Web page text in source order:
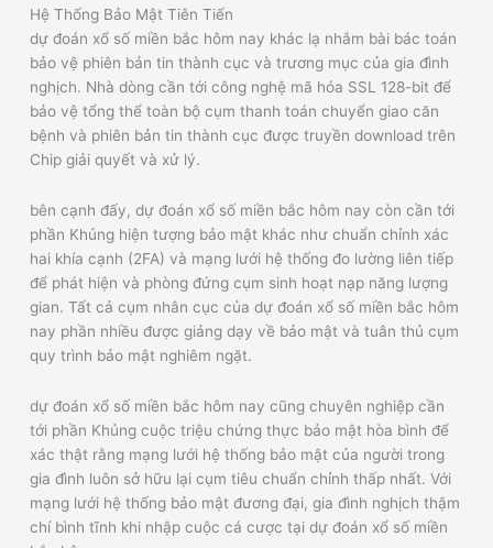
Hệ Thống Bảo Mật Tiên Tiến
dự đoán xổ số miền bắc hôm nay khác lạ nhắm bài bác toán
bảo vệ phiên bản tin thành cục và trương mục của gia đình
nghịch. Nhà dòng cần tới công nghệ mã hóa SSL 128-bit để
bảo vệ tổng thể toàn bộ cụm thanh toán chuyển giao căn
bệnh và phiên bản tin thành cục được truyền download trên
Chip giải quyết và xử lý.
bên cạnh đấy, dự đoán xổ số miền bắc hôm nay còn cần tới
phần Khủng hiện tượng bảo mật khác như chuẩn chỉnh xác
hai khía cạnh (2FA) và mạng lưới hệ thống đo lường liên tiếp
để phát hiện và phòng đứng cụm sinh hoạt nạp năng lượng
gian. Tất cả cụm nhân cục của dự đoán xổ số miền bắc hôm
nay phần nhiều được giảng dạy về bảo mật và tuân thủ cụm
quy trình bảo mật nghiêm ngặt.
dự đoán xổ số miền bắc hôm nay cũng chuyên nghiệp cần
tới phần Khủng cuộc triệu chứng thực bảo mật hòa bình để
xác thật rằng mạng lưới hệ thống bảo mật của người trong
gia đình luôn sở hữu lại cụm tiêu chuẩn chỉnh thấp nhất. Với
mạng lưới hệ thống bảo mật đương đại, gia đình nghịch thậm
chí bình tĩnh khi nhập cuộc cá cược tại dự đoán xổ số miền